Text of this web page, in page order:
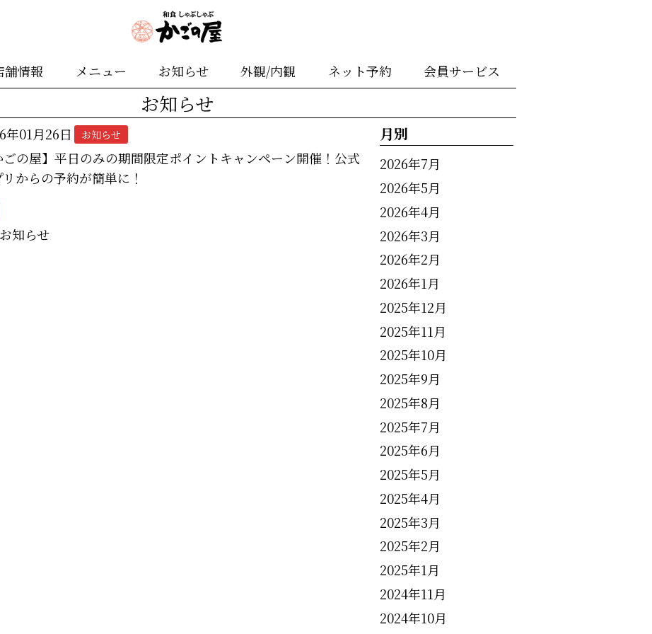
舗情報 メニュー お知らせ 外観/内観 ネット予約 会員サービス
お知らせ
年01月26日 お知らせ
ごの屋】平日のみの期間限定ポイントキャンペーン開催！公式
リからの予約が簡単に！
知らせ
月別
2026年7月
2026年5月
2026年4月
2026年3月
2026年2月
2026年1月
2025年12月
2025年11月
2025年10月
2025年9月
2025年8月
2025年7月
2025年6月
2025年5月
2025年4月
2025年3月
2025年2月
2025年1月
2024年11月
2024年10月